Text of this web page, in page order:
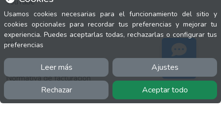
Usamos cookies necesarias para el funcionamiento del sitio y
cookies opcionales para recordar tus preferencias y mejorar tu
experiencia. Puedes aceptarlas todas, rechazarlas o configurar tus
preferencias
Leer más Ajustes
Rechazar Aceptar todo
MÁS
FactuCon
Normativa de facturación
Programa de Partners
Soporte